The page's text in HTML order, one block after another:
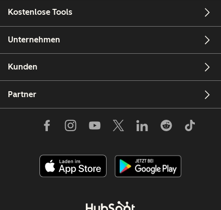
Kostenlose Tools
Unternehmen
Kunden
Partner